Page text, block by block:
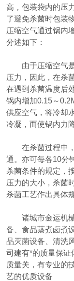
高，包装袋内的压
了避免杀菌时包装
压缩空气通过锅内
分述如下：
由于压缩空气是
压力，因此，在杀
在遇到杀菌温度后
锅内增加0.15～
供应空气，将冷却
冷凝，而使锅内力
在杀菌过程中，
通。亦可每各10分
杀菌条件的规定，
压力的大小，杀菌
杀菌工艺作出具体
诸城市金运机械
备、食品蒸煮卤煮
品灭菌设备、清洗
司建有*的质量保
质量关，有专业的
艺的优质设备